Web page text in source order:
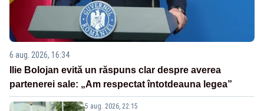
6 aug. 2026, 16:34
Ilie Bolojan evită un răspuns clar despre averea
partenerei sale: „Am respectat întotdeauna legea”
5 aug. 2026, 22:15